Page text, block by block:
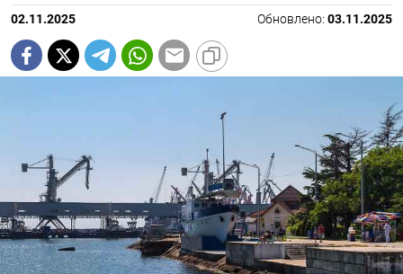
02.11.2025 Обновлено: 03.11.2025